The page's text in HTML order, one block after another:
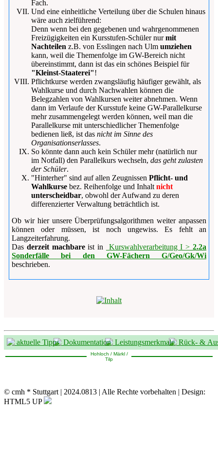
Fach.
Und eine einheitliche Verteilung über die Schulen hinaus
wäre auch zielführend:
Denn wenn bei den gegebenen und wahrgenommenen
Freizügigkeiten ein Kursstufen-Schüler nurmit
Nachteilen z.B. von Esslingen nach Ulm umziehen
kann, weil die Themenfolge im GW-Bereich nicht
übereinstimmt, dann ist das ein schönes Beispiel für
"Kleinst-Staaterei"!
Pflichtkurse werden zwangsläufig häufiger gewählt, als
Wahlkurse und durch Nachwahlen können die
Belegzahlen von Wahlkursen weiter abnehmen. Wenn
dann im Verlaufe der Kursstufe keine GW-Parallelkurse
mehr zusammengelegt werden können, weil man die
Parallelkurse mit unterschiedlicher Themenfolge
bedienen ließ, ist das nicht im Sinne des
Organisationserlasses.
So könnte dann auch kein Schüler mehr (natürlich nur
im Notfall) den Parallelkurs wechseln, das geht zulasten
der Schüler.
"Hinterher" sind auf allen Zeugnissen Pflicht- und
Wahlkurse bez. Reihenfolge und Inhalt nicht
unterscheidbar, obwohl der Aufwand zu deren
differenzierter Verwaltung beträchtlich ist.
Ob wir hier unsere Überprüfungsalgorithmen weiter anpassen
können oder müssen, ist noch ungewiss. Es fehlt an
Langzeiterfahrung.
Das derzeit machbareist in Kurswahlverarbeitung I >2.2a
Sonderfälle bei den GW-Fächern G/Geo/Gk/Wi
beschrieben.
aktuelle Tipps Dokumentation Leistungsmerkmale Rück- &
Hohloch / Märkl /
Tilp
© cmh * Stuttgart | 2024.0813 | Alle Rechte vorbehalten | Design:
HTML5 UP